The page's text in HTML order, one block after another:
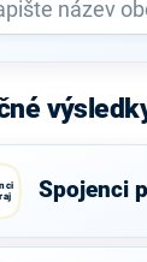
Spojenci